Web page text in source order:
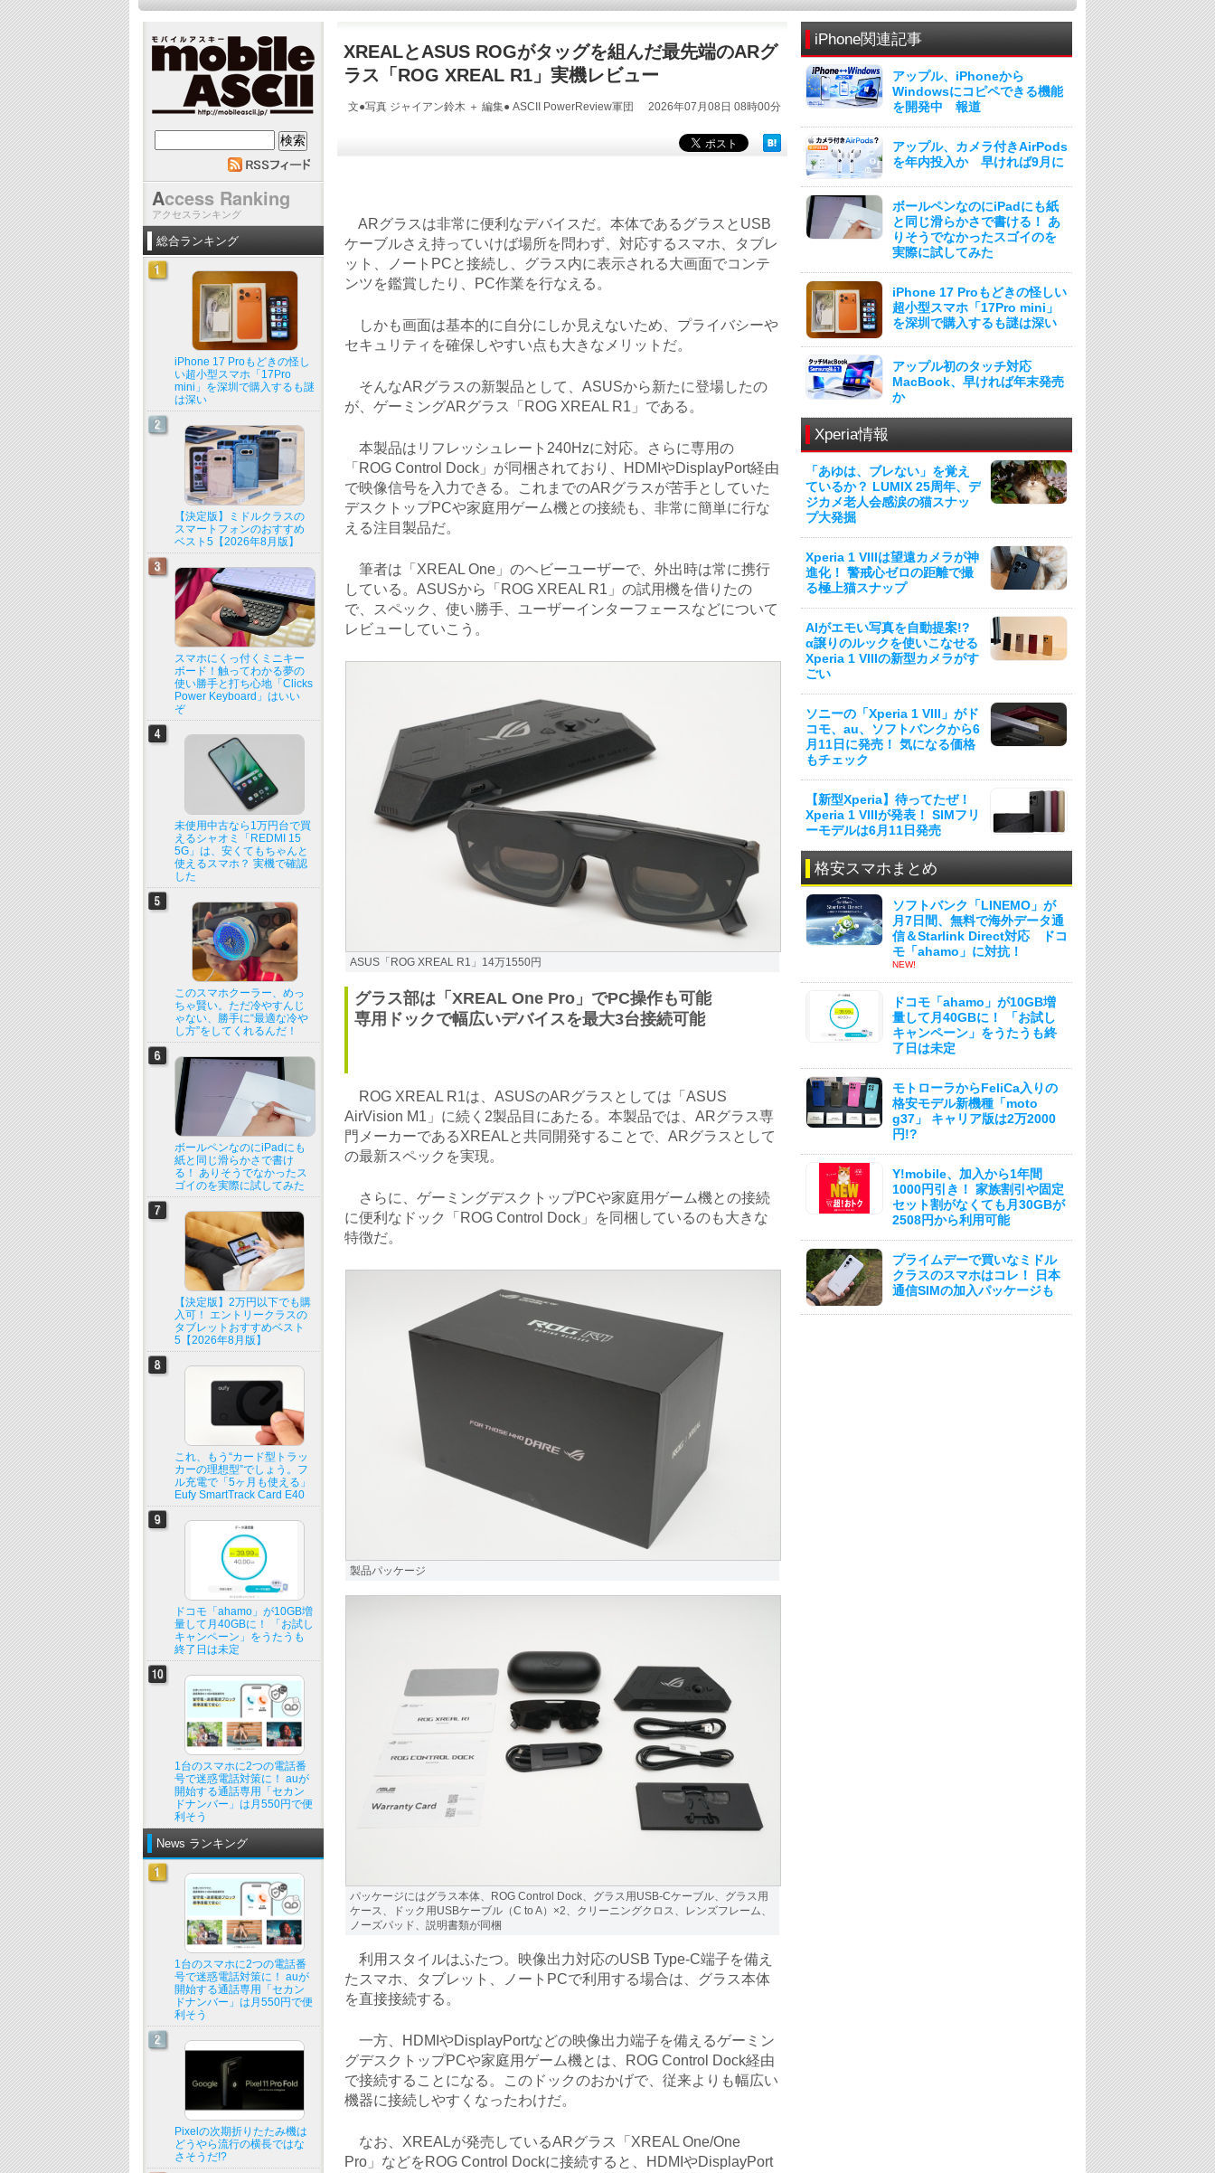
XREALとASUS ROGがタッグを組んだ最先端のARグ
ラス「ROG XREAL R1」実機レビュー
文●写真 ジャイアン鈴木 ＋ 編集● ASCII PowerReview軍団 2026年07月08日 08時00分
ARグラスは非常に便利なデバイスだ。本体であるグラスとUSB
ケーブルさえ持っていけば場所を問わず、対応するスマホ、タブレ
ット、ノートPCと接続し、グラス内に表示される大画面でコンテ
ンツを鑑賞したり、PC作業を行なえる。
しかも画面は基本的に自分にしか見えないため、プライバシーや
セキュリティを確保しやすい点も大きなメリットだ。
そんなARグラスの新製品として、ASUSから新たに登場したの
が、ゲーミングARグラス「ROG XREAL R1」である。
本製品はリフレッシュレート240Hzに対応。さらに専用の
「ROG Control Dock」が同梱されており、HDMIやDisplayPort経由
で映像信号を入力できる。これまでのARグラスが苦手としていた
デスクトップPCや家庭用ゲーム機との接続も、非常に簡単に行な
える注目製品だ。
筆者は「XREAL One」のヘビーユーザーで、外出時は常に携行
している。ASUSから「ROG XREAL R1」の試用機を借りたの
で、スペック、使い勝手、ユーザーインターフェースなどについて
レビューしていこう。
ASUS「ROG XREAL R1」14万1550円
グラス部は「XREAL One Pro」でPC操作も可能
専用ドックで幅広いデバイスを最大3台接続可能
ROG XREAL R1は、ASUSのARグラスとしては「ASUS
AirVision M1」に続く2製品目にあたる。本製品では、ARグラス専
門メーカーであるXREALと共同開発することで、ARグラスとして
の最新スペックを実現。
さらに、ゲーミングデスクトップPCや家庭用ゲーム機との接続
に便利なドック「ROG Control Dock」を同梱しているのも大きな
特徴だ。
製品パッケージ
パッケージにはグラス本体、ROG Control Dock、グラス用USB-Cケーブル、グラス用
ケース、ドック用USBケーブル（C to A）×2、クリーニングクロス、レンズフレーム、
ノーズパッド、説明書類が同梱
利用スタイルはふたつ。映像出力対応のUSB Type-C端子を備え
たスマホ、タブレット、ノートPCで利用する場合は、グラス本体
を直接接続する。
一方、HDMIやDisplayPortなどの映像出力端子を備えるゲーミン
グデスクトップPCや家庭用ゲーム機とは、ROG Control Dock経由
で接続することになる。このドックのおかげで、従来よりも幅広い
機器に接続しやすくなったわけだ。
なお、XREALが発売しているARグラス「XREAL One/One
Pro」などをROG Control Dockに接続すると、HDMIやDisplayPort
iPhone関連記事
アップル、iPhoneから
Windowsにコピペできる機能
を開発中 報道
アップル、カメラ付きAirPods
を年内投入か 早ければ9月に
ボールペンなのにiPadにも紙
と同じ滑らかさで書ける！ あ
りそうでなかったスゴイのを
実際に試してみた
iPhone 17 Proもどきの怪しい
超小型スマホ「17Pro mini」
を深圳で購入するも謎は深い
アップル初のタッチ対応
MacBook、早ければ年末発売
か
Xperia情報
「あゆは、ブレない」を覚え
ているか？ LUMIX 25周年、デ
ジカメ老人会感涙の猫スナッ
プ大発掘
Xperia 1 VIIIは望遠カメラが神
進化！ 警戒心ゼロの距離で撮
る極上猫スナップ
AIがエモい写真を自動提案!?
α譲りのルックを使いこなせる
Xperia 1 VIIIの新型カメラがす
ごい
ソニーの「Xperia 1 VIII」がド
コモ、au、ソフトバンクから6
月11日に発売！ 気になる価格
もチェック
【新型Xperia】待ってたぜ！
Xperia 1 VIIIが発表！ SIMフリ
ーモデルは6月11日発売
格安スマホまとめ
ソフトバンク「LINEMO」が
月7日間、無料で海外データ通
信＆Starlink Direct対応 ドコ
モ「ahamo」に対抗！
NEW!
ドコモ「ahamo」が10GB増
量して月40GBに！ 「お試し
キャンペーン」をうたうも終
了日は未定
モトローラからFeliCa入りの
格安モデル新機種「moto
g37」 キャリア版は2万2000
円!?
Y!mobile、加入から1年間
1000円引き！ 家族割引や固定
セット割がなくても月30GBが
2508円から利用可能
プライムデーで買いなミドル
クラスのスマホはコレ！ 日本
通信SIMの加入パッケージも
mobile ASCII
Access Ranking
アクセスランキング
総合ランキング
iPhone 17 Proもどきの怪し
い超小型スマホ「17Pro
mini」を深圳で購入するも謎
は深い
【決定版】ミドルクラスの
スマートフォンのおすすめ
ベスト5【2026年8月版】
スマホにくっ付くミニキー
ボード！触ってわかる夢の
使い勝手と打ち心地「Clicks
Power Keyboard」はいい
ぞ
未使用中古なら1万円台で買
えるシャオミ「REDMI 15
5G」は、安くてもちゃんと
使えるスマホ？ 実機で確認
した
このスマホクーラー、めっ
ちゃ賢い。ただ冷やすんじ
ゃない、勝手に“最適な冷や
し方”をしてくれるんだ！
ボールペンなのにiPadにも
紙と同じ滑らかさで書け
る！ ありそうでなかったス
ゴイのを実際に試してみた
【決定版】2万円以下でも購
入可！ エントリークラスの
タブレットおすすめベスト
5【2026年8月版】
これ、もう“カード型トラッ
カーの理想型”でしょう。フ
ル充電で「5ヶ月も使える」
Eufy SmartTrack Card E40
ドコモ「ahamo」が10GB増
量して月40GBに！ 「お試し
キャンペーン」をうたうも
終了日は未定
1台のスマホに2つの電話番
号で迷惑電話対策に！ auが
開始する通話専用「セカン
ドナンバー」は月550円で便
利そう
News ランキング
1台のスマホに2つの電話番
号で迷惑電話対策に！ auが
開始する通話専用「セカン
ドナンバー」は月550円で便
利そう
Pixelの次期折りたたみ機は
どうやら流行の横長ではな
さそうだ!?